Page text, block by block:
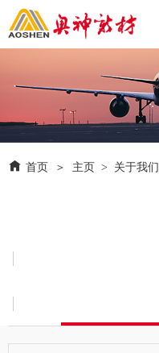
 首页 ＞ 主页 > 关于我们